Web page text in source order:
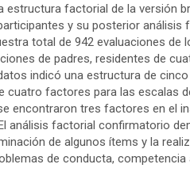
estructura factorial de la versión
y su posterior
total de 942 evaluaciones de
de padres, residentes de
indicó una estructura de
cuatro factores para las escalas
encontraron tres factores en el
análisis factorial confirmatorio
de algunos ítems y la
de conducta, competencia